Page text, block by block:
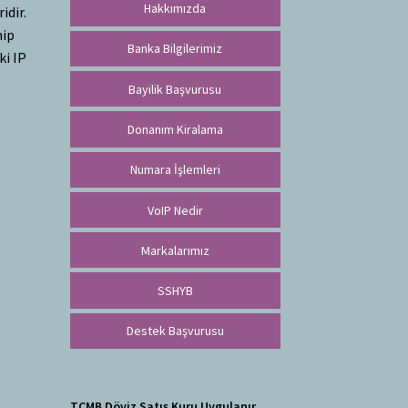
IP
Hakkımızda
Banka Bilgilerimiz
Bayilik Başvurusu
Donanım Kiralama
Numara İşlemleri
VoIP Nedir
Markalarımız
SSHYB
Destek Başvurusu